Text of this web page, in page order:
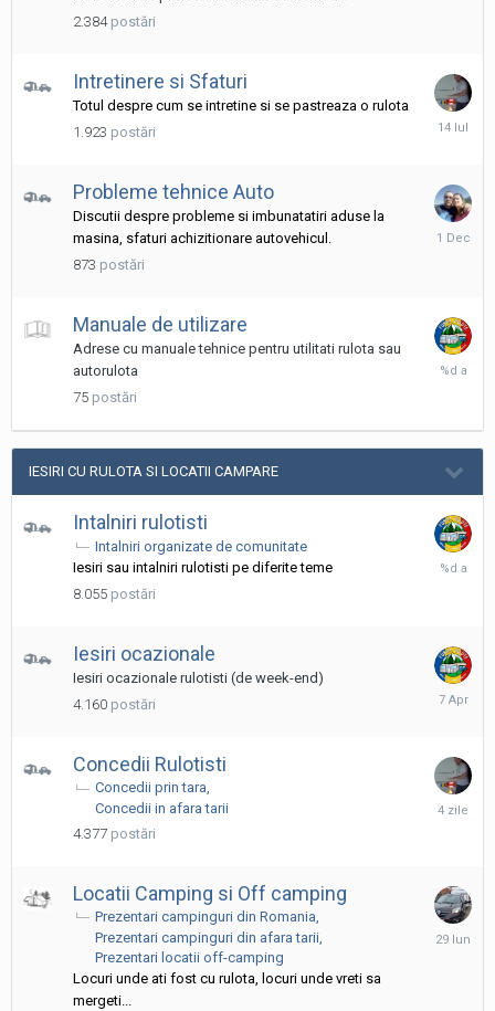
2.384 postări
Intretinere si Sfaturi
Totul despre cum se intretine si se pastreaza o rulota
1.923 postări
14
Probleme tehnice Auto
Discutii despre probleme si imbunatatiri aduse la
masina, sfaturi achizitionare autovehicul.
873 postări
1
Manuale de utilizare
Adrese cu manuale tehnice pentru utilitati rulota sau
autorulota
75 postări
29
IESIRI CU RULOTA SI LOCATII CAMPARE
Intalniri rulotisti
Intalniri organizate de comunitate
Iesiri sau intalniri rulotisti pe diferite teme
8.055 postări
6
Iesiri ocazionale
Iesiri ocazionale rulotisti (de week-end)
4.160 postări
7
Concedii Rulotisti
Concedii prin tara
Concedii in afara tarii
4.377 postări
luni
Locatii Camping si Off camping
Prezentari campinguri din Romania
Prezentari campinguri din afara tarii
Prezentari locatii off-camping
Locuri unde ati fost cu rulota, locuri unde vreti sa
mergeti...
29